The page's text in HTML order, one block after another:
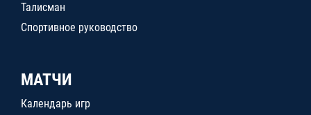
Талисман
Спортивное руководство
МАТЧИ
Календарь игр